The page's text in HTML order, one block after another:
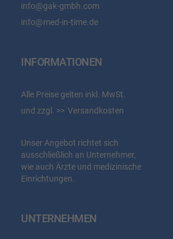
info@gak-gmbh.com
info@med-in-time.de
INFORMATIONEN
Alle Preise gelten inkl. MwSt.
und zzgl.
Versandkosten
Unser Angebot richtet sich
ausschließlich an Unternehmer,
wie auch Ärzte und medizinische
Einrichtungen.
UNTERNEHMEN